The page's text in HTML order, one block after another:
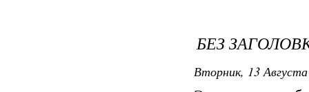
БЕЗ
Вторник, 13